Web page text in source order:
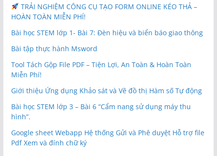
TRẢI NGHIỆM CÔNG CỤ TẠO FORM ONLINE KÉO THẢ –
HOÀN TOÀN MIỄN PHÍ!
Bài học STEM lớp 1- Bài 7: Đèn hiệu và biển báo giao thông
Bài tập thực hành Msword
Tool Tách Gộp File PDF – Tiện Lợi, An Toàn & Hoàn Toàn
Miễn Phí!
Giới thiệu Ứng dụng Khảo sát và Vẽ đồ thị Hàm số Tự động
Bài học STEM lớp 3 – Bài 6 “Cẩm nang sử dụng máy thu
hình”.
Google sheet Webapp Hệ thống Gửi và Phê duyệt Hỗ trợ file
Pdf Xem và đính chữ ký